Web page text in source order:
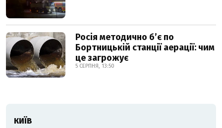
Росія методично б’є по
Бортницькій станції аерації: чим
це загрожує
5 СЕРПНЯ, 13:50
КИЇВ